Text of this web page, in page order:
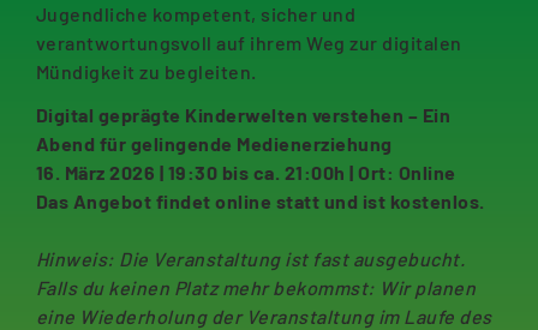
Jugendliche kompetent, sicher und
verantwortungsvoll auf ihrem Weg zur digitalen
Mündigkeit zu begleiten.
Digital geprägte Kinderwelten verstehen – Ein
Abend für gelingende Medienerziehung
16. März 2026 | 19:30 bis ca. 21:00h | Ort: Online
Das Angebot findet online statt und ist kostenlos.
Hinweis: Die Veranstaltung ist fast ausgebucht.
Falls du keinen Platz mehr bekommst: Wir planen
eine Wiederholung der Veranstaltung im Laufe des